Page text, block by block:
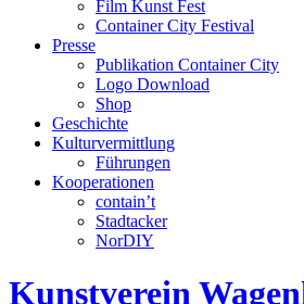
Film Kunst Fest
Container City Festival
Presse
Publikation Container City
Logo Download
Shop
Geschichte
Kulturvermittlung
Führungen
Kooperationen
contain’t
Stadtacker
NorDIY
Kunstverein